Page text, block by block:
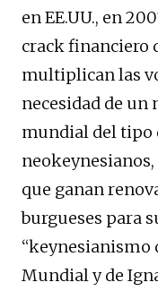
en EE.UU., en
crack financiero
multiplican las
necesidad de un
mundial del tipo
que ganan
burgueses para
“keynesianismo
Mundial y de